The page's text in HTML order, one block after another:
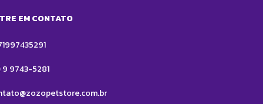
EM CONTATO
9 9743-5281